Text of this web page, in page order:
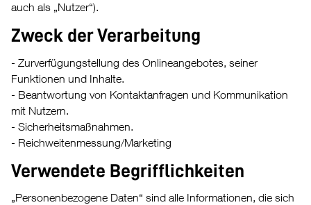
auch als „Nutzer“).
Zweck der Verarbeitung
- Zurverfügungstellung des Onlineangebotes, seiner
Funktionen und Inhalte.
- Beantwortung von Kontaktanfragen und Kommunikation
mit Nutzern.
- Sicherheitsmaßnahmen.
- Reichweitenmessung/Marketing
Verwendete Begrifflichkeiten
„Personenbezogene Daten“ sind alle Informationen, die sich